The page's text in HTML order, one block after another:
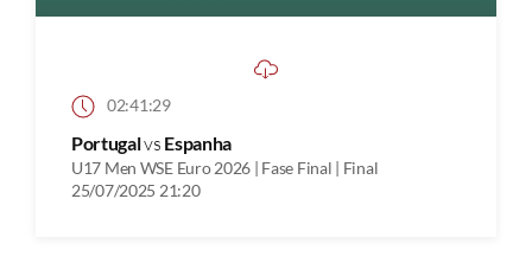
02:41:29
Portugalvs Espanha
U17 Men WSE Euro 2026 | Fase Final | Final
25/07/2025 21:20